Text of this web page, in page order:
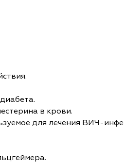
в крови.
для лечения ВИЧ-